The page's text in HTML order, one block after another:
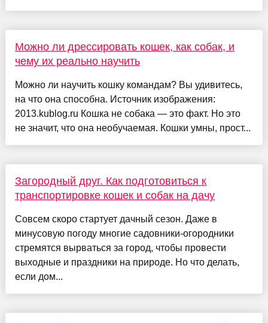
Можно ли дрессировать кошек, как собак, и
чему их реально научить
Можно ли научить кошку командам? Вы удивитесь,
на что она способна. Источник изображения:
2013.kublog.ru Кошка не собака — это факт. Но это
не значит, что она необучаемая. Кошки умны, прост...
Загородный друг. Как подготовиться к
транспортировке кошек и собак на дачу
Совсем скоро стартует дачный сезон. Даже в
минусовую погоду многие садовники-огородники
стремятся вырваться за город, чтобы провести
выходные и праздники на природе. Но что делать,
если дом...